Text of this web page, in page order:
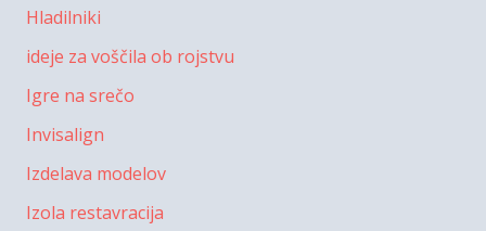
Hladilniki
ideje za voščila ob rojstvu
Igre na srečo
Invisalign
Izdelava modelov
Izola restavracija